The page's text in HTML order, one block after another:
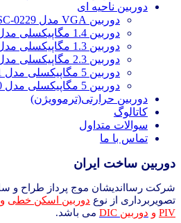
دوربین ناحیه ای
دوربین VGA مدل RA-ASC-0229
دوربین 1.4 مگاپیکسلی مدل RA-ASC-0267
دوربین 1.3 مگاپیکسلی مدل RA-ASC-0134
دوربین 2.3 مگاپیکسلی مدل RA-ASC-0234
دوربین 5 مگاپیکسلی مدل RA-ASC-9031
دوربین 5 مگاپیکسلی مدل RA-ASC-5000
دوربین حرارتی(ترموویژن)
کاتالوگ
سوالات متداول
تماس با ما
دوربین ساخت ایران
شرکت رسااندیشان موج پرداز طراح و
تصویربرداری از نوع دوربین اسکن خطی و
PIV و دوربین DIC می باشد.